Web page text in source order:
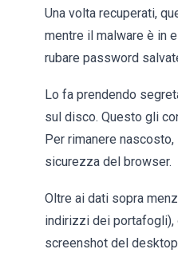
Una volta recuperati,
mentre il malware è in
rubare password
Lo fa prendendo
sul disco. Questo gli
Per rimanere
sicurezza del browser.
Oltre ai dati sopra
indirizzi dei portafogli),
screenshot del